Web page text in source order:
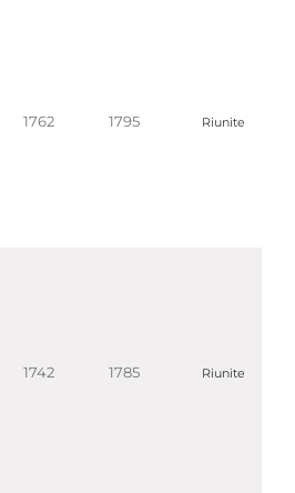
1762 1795 Riunite
1742 1785 Riunite